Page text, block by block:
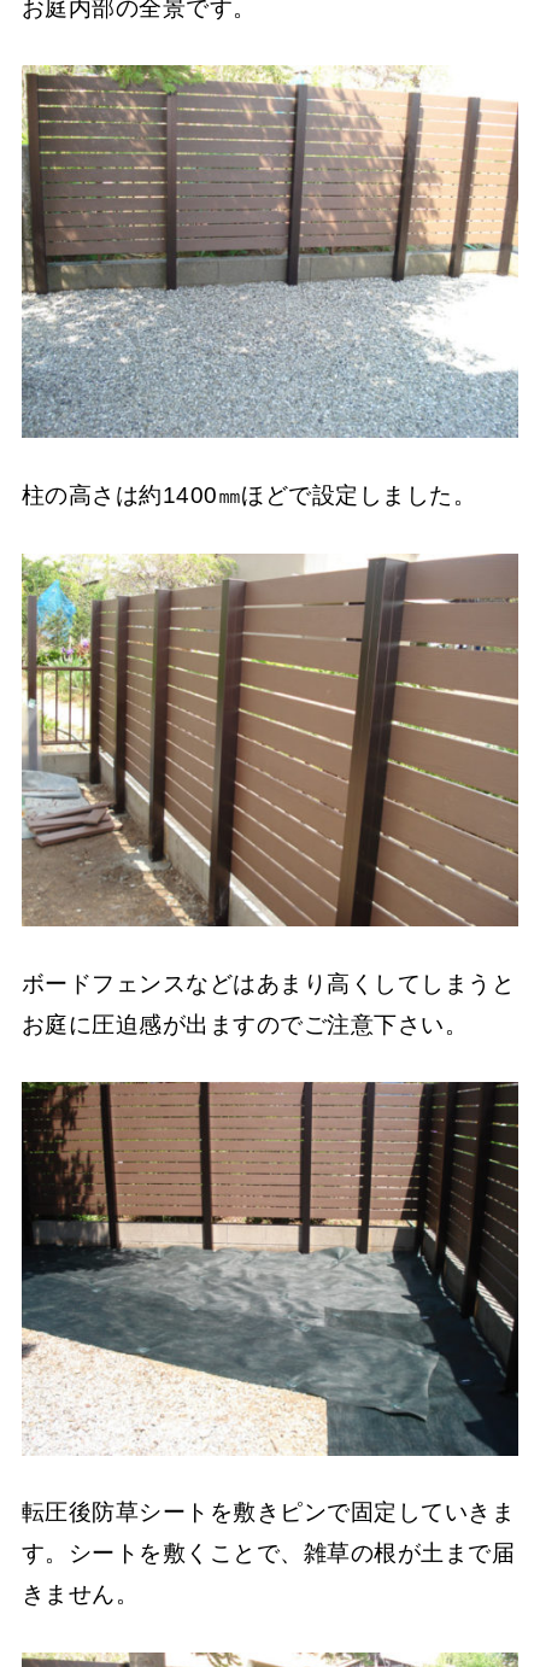
お庭内部の全景です。
柱の高さは約1400㎜ほどで設定しました。
ボードフェンスなどはあまり高くしてしまうと
お庭に圧迫感が出ますのでご注意下さい。
転圧後防草シートを敷きピンで固定していきま
す。シートを敷くことで、雑草の根が土まで届
きません。